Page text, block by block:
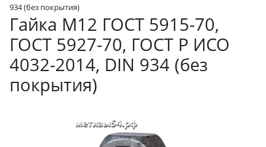
934 (без покрытия)
Гайка М12 ГОСТ 5915-70,
ГОСТ 5927-70, ГОСТ Р ИСО
4032-2014, DIN 934 (без
покрытия)